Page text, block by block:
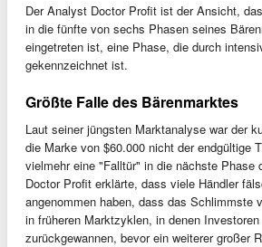
Der Analyst Doctor Profit ist der Ansicht,
in die fünfte von sechs Phasen seines
eingetreten ist, eine Phase, die durch
gekennzeichnet ist.
Größte Falle des Bärenmarktes
Laut seiner jüngsten Marktanalyse war der
die Marke von $60.000 nicht der endgültige
vielmehr eine "Falltür" in die nächste Phase
Doctor Profit erklärte, dass viele Händler
angenommen haben, dass das Schlimmste
in früheren Marktzyklen, in denen
zurückgewannen, bevor ein weiterer großer